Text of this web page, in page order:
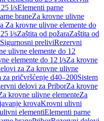
l/sElementi parne
braneZa krovne ulivne
Za krovne ulivne elemente do
l/sZaštita od požaraZaštita od
Sigurnosni preliviRezervni
ulivne elemente do 12
elemente do 12 l/sZa krovne
za Za krovne ulivne
za pričvršćenje d40–200Sistem
delovi za PriborZa krovne
krovne ulivne elementeZa
krovaKrovni ulivni
elementiElementi parne